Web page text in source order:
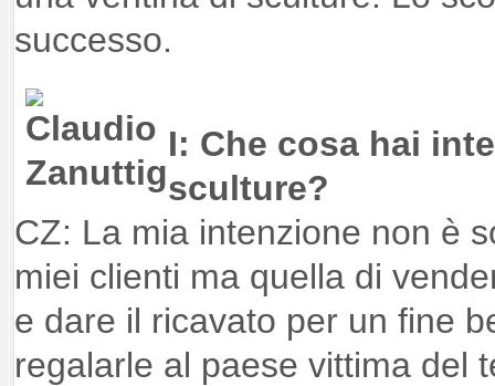
successo.
I: Che cosa hai
sculture?
CZ: La mia intenzione non è
miei clienti ma quella di
e dare il ricavato per un fine
regalarle al paese vittima del